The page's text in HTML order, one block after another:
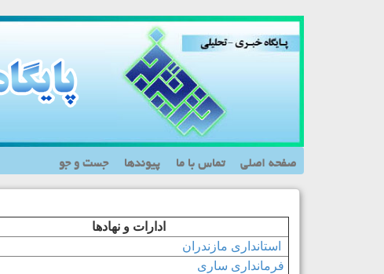
صفحه اصلی تماس با ما پیوندها جست و جو
ادارات و نهادها
استانداری مازندران
فرمانداری ساری